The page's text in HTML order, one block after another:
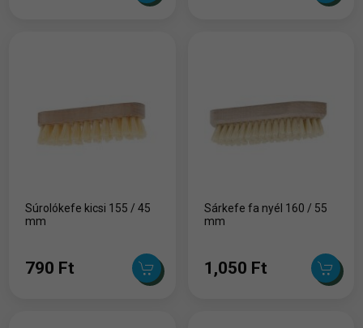
Súrolókefe kicsi 155 / 45
mm
790 Ft
Sárkefe fa nyél 160 / 55
mm
1,050 Ft